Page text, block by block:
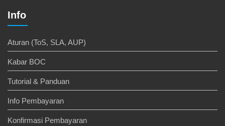
Info
Aturan (ToS, SLA, AUP)
Kabar BOC
Tutorial & Panduan
Info Pembayaran
Konfirmasi Pembayaran